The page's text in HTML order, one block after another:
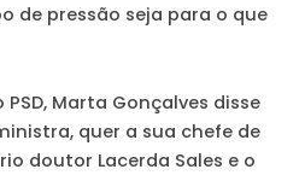
de pressão seja para o que
Marta Gonçalves disse
quer a sua chefe de
doutor Lacerda Sales e o